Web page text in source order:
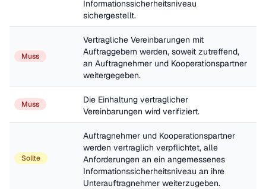
Informationssicherheitsniveau
sichergestellt.
Muss
Vertragliche Vereinbarungen mit
Auftraggebern werden, soweit zutreffend,
an Auftragnehmer und Kooperationspartner
weitergegeben.
Muss
Die Einhaltung vertraglicher
Vereinbarungen wird verifiziert.
Sollte
Auftragnehmer und Kooperationspartner
werden vertraglich verpflichtet, alle
Anforderungen an ein angemessenes
Informationssicherheitsniveau an ihre
Unterauftragnehmer weiterzugeben.